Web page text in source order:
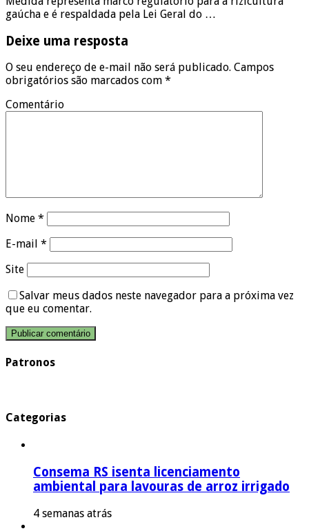
gaúcha e é respaldada pela Lei Geral do …
Deixe uma resposta
O seu endereço de e-mail não será publicado. Campos
obrigatórios são marcados com *
Comentário
Nome *
E-mail *
Site
Salvar meus dados neste navegador para a próxima vez
que eu comentar.
Patronos
Categorias
Consema RS isenta licenciamento
ambiental para lavouras de arroz irrigado
4 semanas atrás